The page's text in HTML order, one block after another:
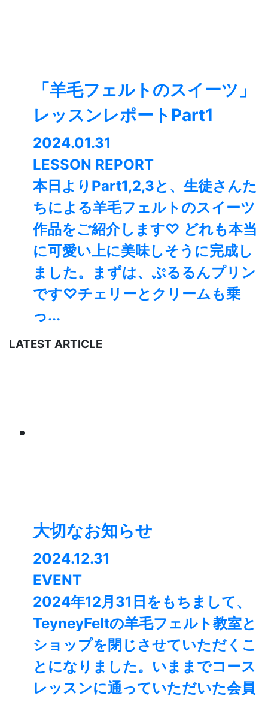
「羊毛フェルトのスイーツ」
レッスンレポートPart1
2024.01.31
LESSON REPORT
本日よりPart1,2,3と、生徒さんた
ちによる羊毛フェルトのスイーツ
作品をご紹介します♡ どれも本当
に可愛い上に美味しそうに完成し
ました。まずは、ぷるるんプリン
です♡チェリーとクリームも乗
っ...
LATEST ARTICLE
大切なお知らせ
2024.12.31
EVENT
2024年12月31日をもちまして、
TeyneyFeltの羊毛フェルト教室と
ショップを閉じさせていただくこ
とになりました。⁡いままでコース
レッスンに通っていただいた会員